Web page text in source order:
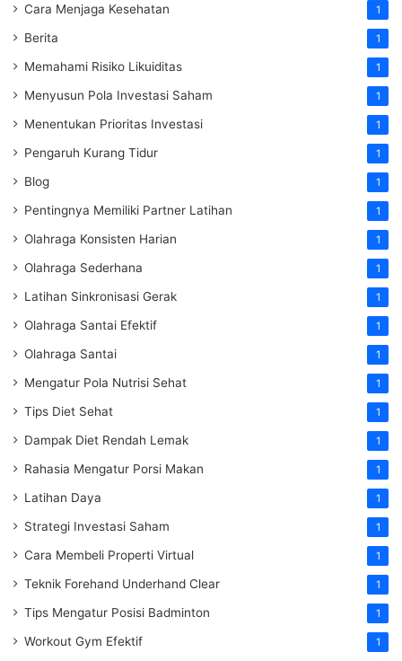
Cara Menjaga Kesehatan 1
Berita 1
Memahami Risiko Likuiditas 1
Menyusun Pola Investasi Saham 1
Menentukan Prioritas Investasi 1
Pengaruh Kurang Tidur 1
Blog 1
Pentingnya Memiliki Partner Latihan 1
Olahraga Konsisten Harian 1
Olahraga Sederhana 1
Latihan Sinkronisasi Gerak 1
Olahraga Santai Efektif 1
Olahraga Santai 1
Mengatur Pola Nutrisi Sehat 1
Tips Diet Sehat 1
Dampak Diet Rendah Lemak 1
Rahasia Mengatur Porsi Makan 1
Latihan Daya 1
Strategi Investasi Saham 1
Cara Membeli Properti Virtual 1
Teknik Forehand Underhand Clear 1
Tips Mengatur Posisi Badminton 1
Workout Gym Efektif 1